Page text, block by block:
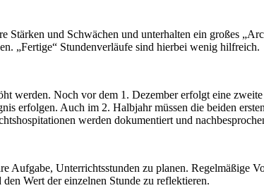
und Schwächen und unterhalten ein großes
„Fertige“ Stundenverläufe sind hierbei wenig hilfreich.
werden. Noch vor dem 1. Dezember erfolgt eine
erfolgen. Auch im 2. Halbjahr müssen die beiden
werden dokumentiert und
Unterrichtsstunden zu planen. Regelmäßige
Wert der einzelnen Stunde zu reflektieren.